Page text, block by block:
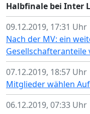
Halbfinale bei Inter
09.12.2019, 17:31 Uhr
Nach der MV: ein
Gesellschafteranteile
07.12.2019, 18:57 Uhr
Mitglieder wählen
06.12.2019, 07:33 Uhr